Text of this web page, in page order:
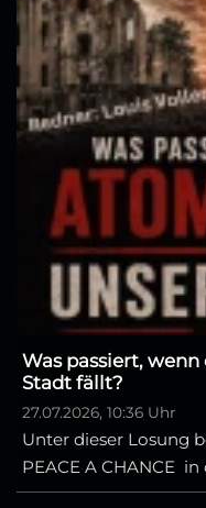
Was passiert,
Stadt fällt?
27.07.2026, 10:36 Uhr
Unter dieser Losung
PEACE A CHANCE